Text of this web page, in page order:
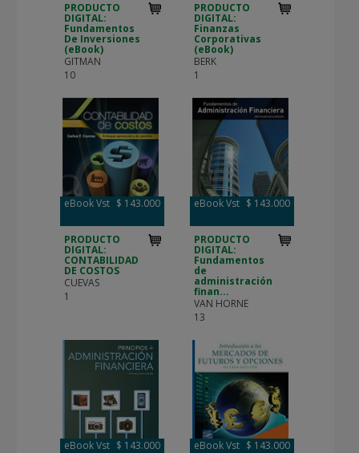
PRODUCTO
DIGITAL:
Fundamentos
De Inversiones
(eBook)
GITMAN
10
PRODUCTO
DIGITAL:
Finanzas
Corporativas
(eBook)
BERK
1
eBook Vst $ 143.000
PRODUCTO
DIGITAL:
CONTABILIDAD
DE COSTOS
CUEVAS
1
eBook Vst $ 143.000
PRODUCTO
DIGITAL:
Fundamentos
de
administración
finan...
VAN HORNE
13
eBook Vst $ 143.000 eBook Vst $ 143.000